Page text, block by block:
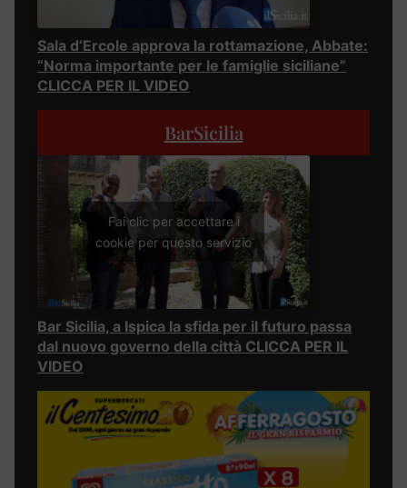
Sala d’Ercole approva la rottamazione, Abbate:
“Norma importante per le famiglie siciliane”
CLICCA PER IL VIDEO
BarSicilia
Fai clic per accettare i
cookie per questo servizio
Bar Sicilia, a Ispica la sfida per il futuro passa
dal nuovo governo della città CLICCA PER IL
VIDEO